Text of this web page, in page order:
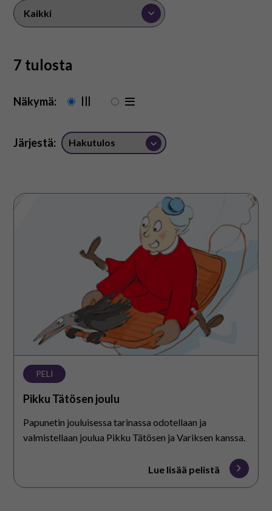
Saavutettavuus
7 tulosta
Näkymä:
Järjestä:
Pikku
PELI
Pikku Tätösen joulu
Papunetin jouluisessa tarinassa odotellaan ja
valmistellaan joulua Pikku Tätösen ja Variksen kanssa.
Lue lisää pelistä